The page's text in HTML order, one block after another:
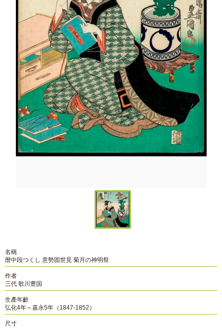
名稱
暦中段つくし 意勢固世見 菊月の神明祭
作者
三代 歌川豊国
生產年齡
弘化4年～嘉永5年（1847-1852）
尺寸